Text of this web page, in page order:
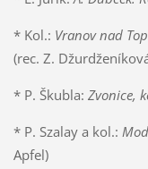
* Kol.: Vranov nad
(rec. Z.
* P. Škubla: Zvonice,
* P. Szalay a kol.:
Apfel)